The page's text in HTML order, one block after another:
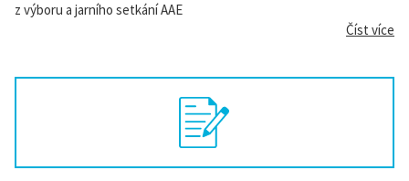
z výboru a jarního setkání AAE
Číst více